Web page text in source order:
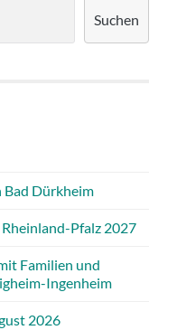
Suchen
Bad Dürkheim
Pfalz 2027
Familien und
Ingenheim
2026